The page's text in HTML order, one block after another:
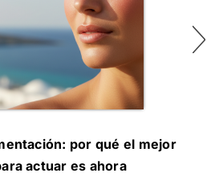
por qué el mejor
actuar es ahora